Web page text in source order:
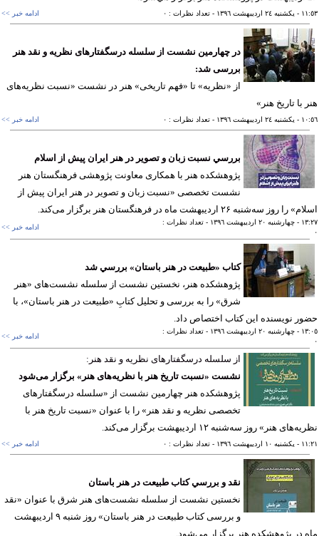
- يکشنبه ٢٤ ارديبهشت ١٣٩٦ - تعداد نظرات : ٠ ادامه خبر >>
در چهارمین نشست از سلسله درسگفتارهای نظریه و نقد هنر
بررسی شد:
از «نظریه» تا «فهم تاریخی» هنر در نشست «نسبت نظریه‌های
با تاریخ هنر»
- يکشنبه ٢٤ ارديبهشت ١٣٩٦ - تعداد نظرات : ٠ ادامه خبر >>
بررسي نسبت زبان و تصویر در هنر ایران پیش از اسلام
پژوهشكده هنر با همكاری معاونت پژوهشی فرهنگستان هنر
نشست تخصصی «نسبت زبان و تصویر در هنر ایران پیش از
روز سه‌شنبه ۲۶ اردیبهشت ماه در فرهنگستان هنر برگزار می‌كند.
- چهارشنبه ٢٠ ارديبهشت ١٣٩٦ - تعداد نظرات :
ادامه خبر >>
كتاب «طبيعت در هنر باستان» بررسي شد
پژوهشکده هنر، نخستین نشست از سلسله نشست‌های «هنر
شرق» را به بررسی و تحلیل کتابِ «طبیعت در هنر باستان»، با
نویسنده اين کتاب اختصاص داد.
- چهارشنبه ٢٠ ارديبهشت ١٣٩٦ - تعداد نظرات :
ادامه خبر >>
از سلسله درسگفتارهای نظریه و نقد هنر:
نشست «نسبت تاریخ هنر با نظریه‌های هنر» برگزار می‌شود
پژوهشكده هنر چهارمین نشست از «سلسله درسگفتارهای
تخصصی نظریه و نقد هنر» را با عنوان «نسبت تاریخ هنر با
هنر» روز سه‌شنبه ۱۲ اردیبهشت برگزار می‌كند.
- يکشنبه ١٠ ارديبهشت ١٣٩٦ - تعداد نظرات : ٠ ادامه خبر >>
نقد و بررسي كتاب طبيعت در هنر باستان
نخستين نشست از سلسله نشست­‌های هنر شرق با عنوان «نقد
و بررسی كتاب طبیعت در هنر باستان» روز شنبه ۹ اردیبهشت
در پژوهشكده هنر برگزار می‌شود.